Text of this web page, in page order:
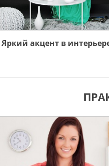
Яркий акцент в